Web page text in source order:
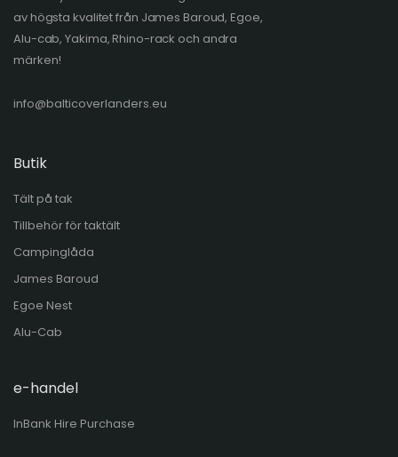
av högsta kvalitet från James Baroud, Egoe,
Alu-cab, Yakima, Rhino-rack och andra
märken!
info@balticoverlanders.eu
Butik
Tält på tak
Tillbehör för taktält
Campinglåda
James Baroud
Egoe Nest
Alu-Cab
e-handel
InBank Hire Purchase